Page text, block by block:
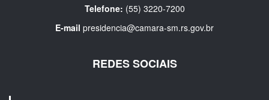
Telefone: (55) 3220-7200
E-mail presidencia@camara-sm.rs.gov.br
REDES SOCIAIS